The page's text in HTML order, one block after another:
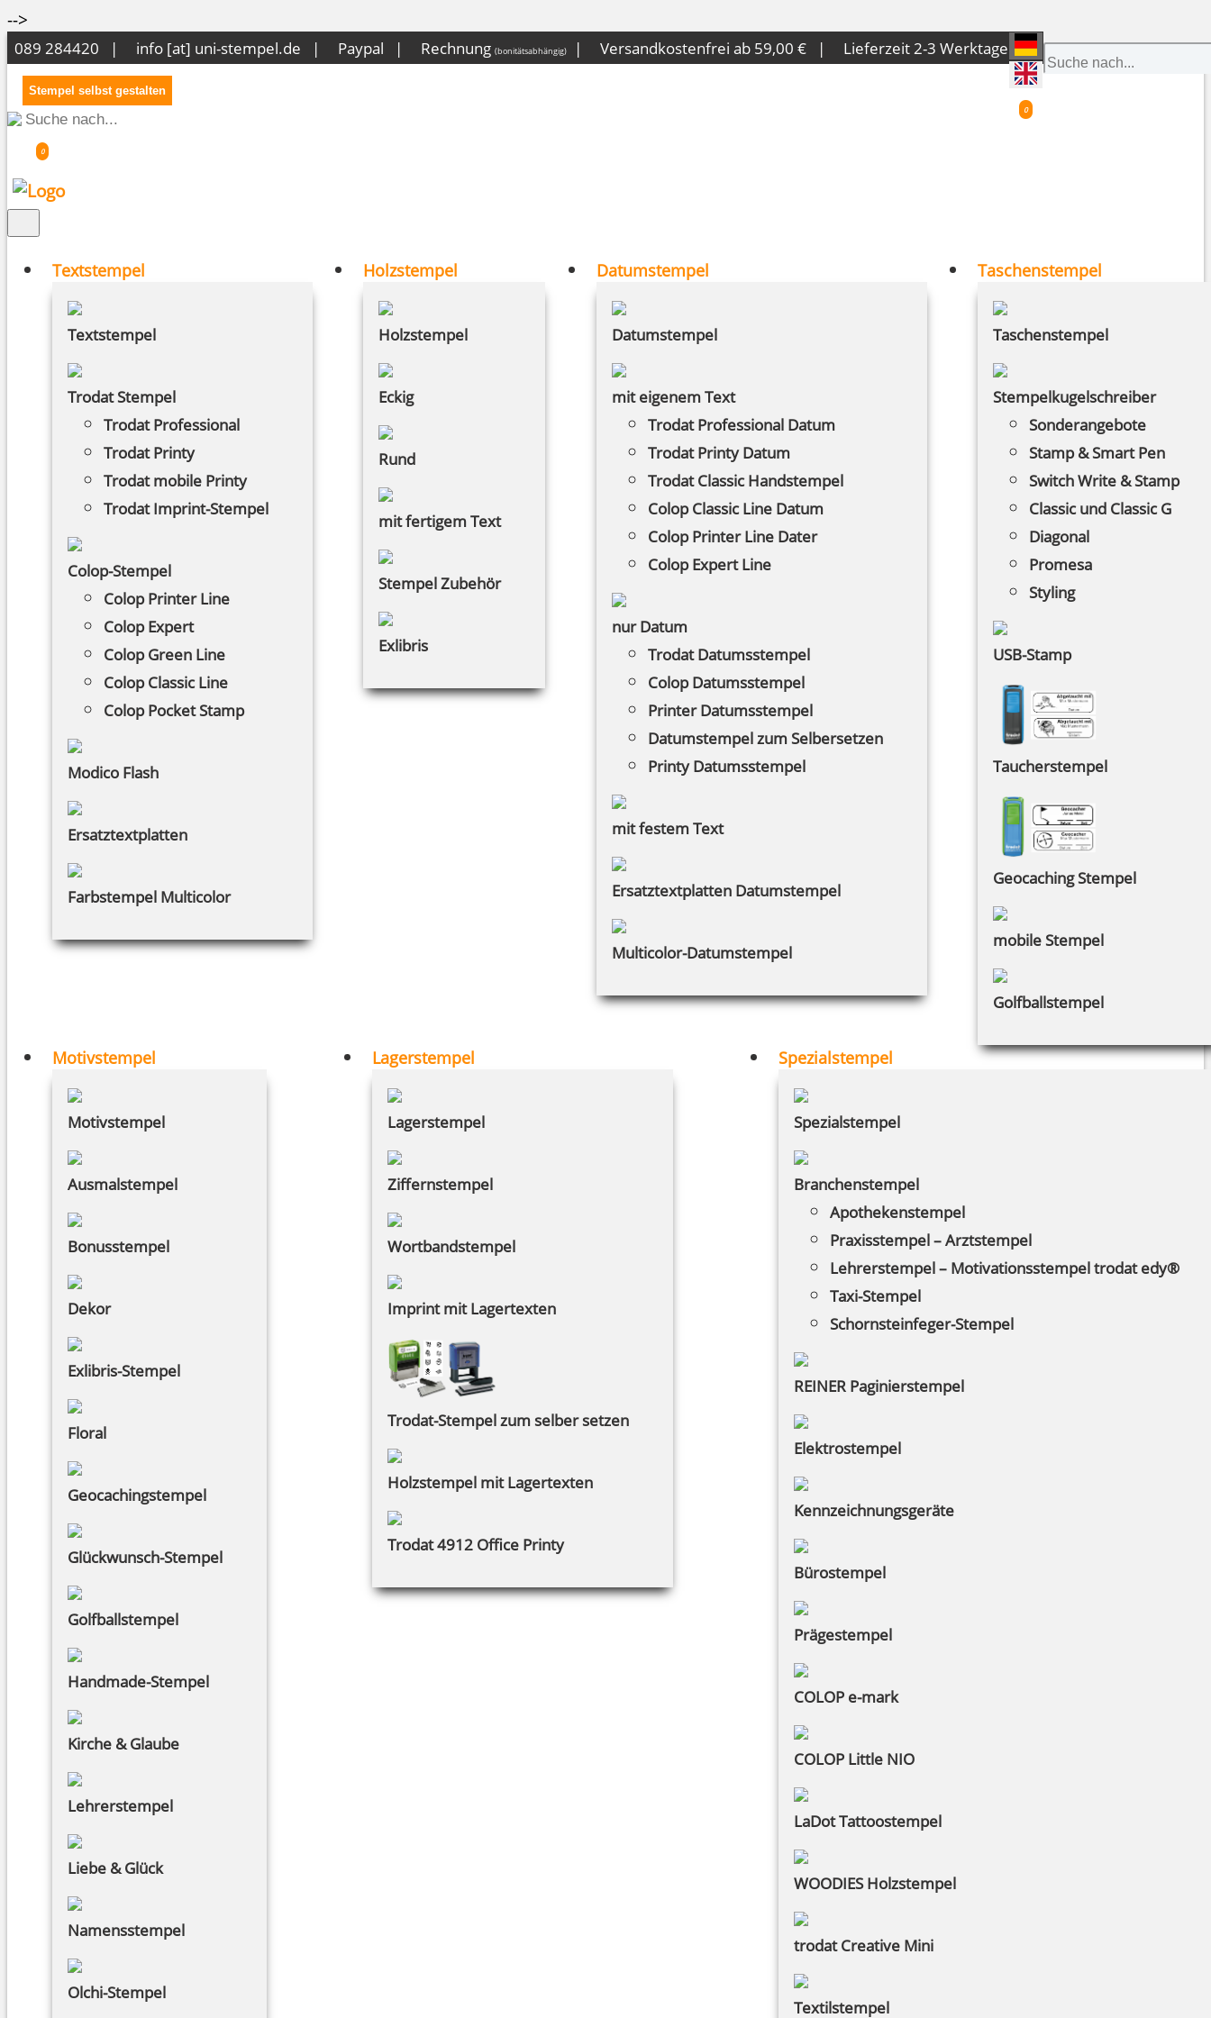
-->
089 284420 | info [at] uni-stempel.de | Paypal | Rechnung (bonitätsabhängig) | Versandkostenfrei ab 59,00 € | Liefer­zeit 2-3 Werk­tage
0
Stempel selbst gestalten
0
Textstempel
Textstempel
Trodat Stempel
Trodat Professional
Trodat Printy
Trodat mobile Printy
Trodat Imprint-Stempel
Colop-Stempel
Colop Printer Line
Colop Expert
Colop Green Line
Colop Classic Line
Colop Pocket Stamp
Modico Flash
Ersatztextplatten
Farbstempel Multicolor
Holzstempel
Holzstempel
Eckig
Rund
mit fertigem Text
Stempel Zubehör
Exlibris
Datumstempel
Datumstempel
mit eigenem Text
Trodat Professional Datum
Trodat Printy Datum
Trodat Classic Handstempel
Colop Classic Line Datum
Colop Printer Line Dater
Colop Expert Line
nur Datum
Trodat Datumsstempel
Colop Datumsstempel
Printer Datumsstempel
Datumstempel zum Selbersetzen
Printy Datumsstempel
mit festem Text
Ersatztextplatten Datumstempel
Multicolor-Datumstempel
Taschenstempel
Taschenstempel
Stempelkugelschreiber
Sonderangebote
Stamp & Smart Pen
Switch Write & Stamp
Classic und Classic G
Diagonal
Promesa
Styling
USB-Stamp
Taucherstempel
Geocaching Stempel
mobile Stempel
Golfballstempel
Motivstempel
Motivstempel
Ausmalstempel
Bonusstempel
Dekor
Exlibris-Stempel
Floral
Geocachingstempel
Glückwunsch-Stempel
Golfballstempel
Handmade-Stempel
Kirche & Glaube
Lehrerstempel
Liebe & Glück
Namensstempel
Olchi-Stempel
Lagerstempel
Lagerstempel
Ziffernstempel
Wortbandstempel
Imprint mit Lagertexten
Trodat-Stempel zum selber setzen
Holzstempel mit Lagertexten
Trodat 4912 Office Printy
Spezialstempel
Spezialstempel
Branchenstempel
Apothekenstempel
Praxisstempel – Arztstempel
Lehrerstempel – Motivationsstempel trodat edy®
Taxi-Stempel
Schornsteinfeger-Stempel
REINER Paginierstempel
Elektrostempel
Kennzeichnungsgeräte
Bürostempel
Prägestempel
COLOP e-mark
COLOP Little NIO
LaDot Tattoostempel
WOODIES Holzstempel
trodat Creative Mini
Textilstempel